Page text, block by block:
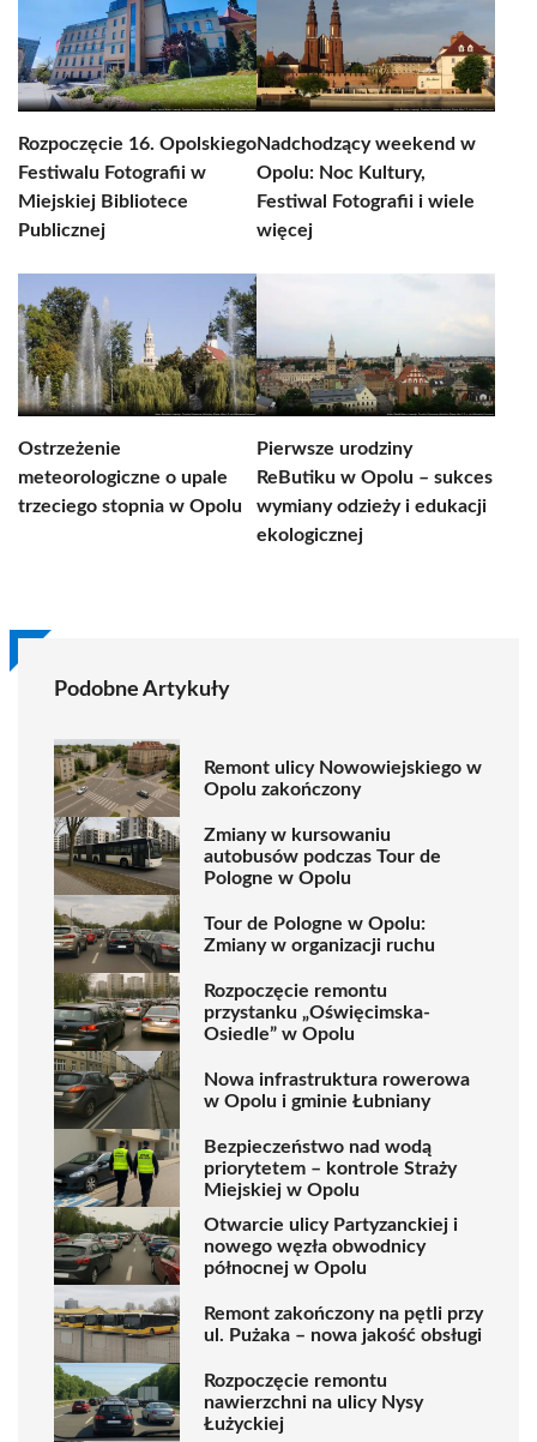
Rozpoczęcie 16. Opolskiego
Festiwalu Fotografii w
Miejskiej Bibliotece
Publicznej
Nadchodzący weekend w
Opolu: Noc Kultury,
Festiwal Fotografii i wiele
więcej
Ostrzeżenie
meteorologiczne o upale
trzeciego stopnia w Opolu
Pierwsze urodziny
ReButiku w Opolu – sukces
wymiany odzieży i edukacji
ekologicznej
Podobne Artykuły
Remont ulicy Nowowiejskiego w
Opolu zakończony
Zmiany w kursowaniu
autobusów podczas Tour de
Pologne w Opolu
Tour de Pologne w Opolu:
Zmiany w organizacji ruchu
Rozpoczęcie remontu
przystanku „Oświęcimska-
Osiedle” w Opolu
Nowa infrastruktura rowerowa
w Opolu i gminie Łubniany
Bezpieczeństwo nad wodą
priorytetem – kontrole Straży
Miejskiej w Opolu
Otwarcie ulicy Partyzanckiej i
nowego węzła obwodnicy
północnej w Opolu
Remont zakończony na pętli przy
ul. Pużaka – nowa jakość obsługi
Rozpoczęcie remontu
nawierzchni na ulicy Nysy
Łużyckiej